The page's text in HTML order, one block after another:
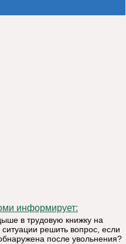
информирует:
в трудовую книжку на
ситуации решить вопрос, если
после увольнения?